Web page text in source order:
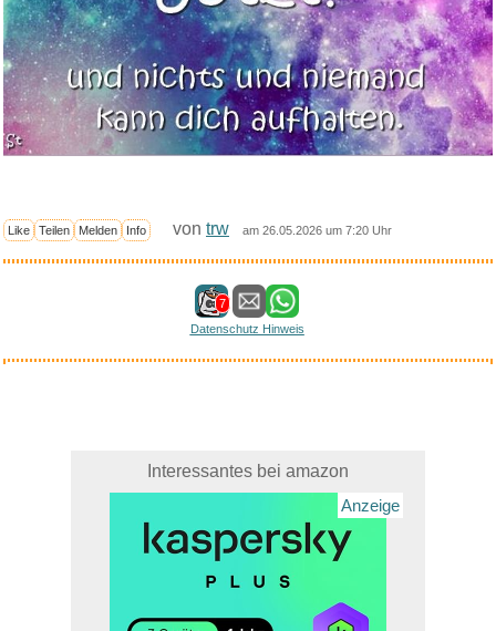
Like Teilen Melden Info von trw am 26.05.2026 um 7:20 Uhr
7
Datenschutz Hinweis
Interessantes bei amazon
Anzeige